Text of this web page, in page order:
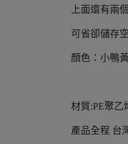
上面還有兩
可省卻儲存
顏色：小鴨
材質:PE聚乙
產品全程 台